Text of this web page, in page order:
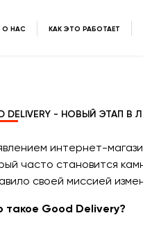
О НАС КАК ЭТО РАБОТАЕТ
DELIVERY - НОВЫЙ ЭТАП
интернет-
часто становится
своей миссией
такое Good Delivery?